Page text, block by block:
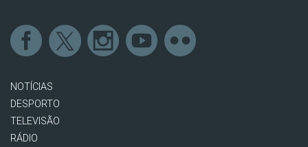
NOTÍCIAS
DESPORTO
TELEVISÃO
RÁDIO